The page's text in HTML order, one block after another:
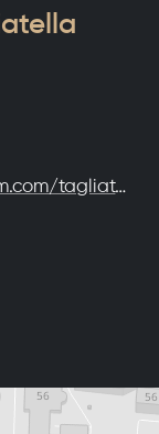
tagliatellacaffe/